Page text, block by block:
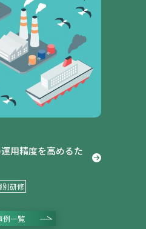
用精度を高めるた
別研修
例一覧